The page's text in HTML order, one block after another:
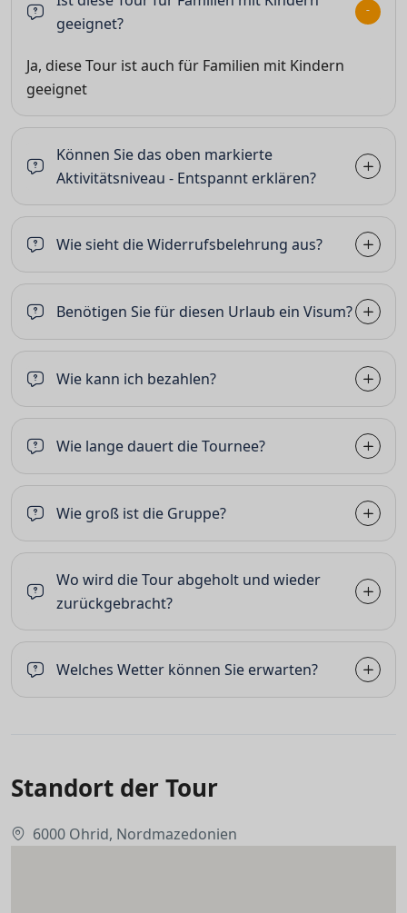
geeignet?
Ja, diese Tour ist auch für Familien mit Kindern
geeignet
Können Sie das oben markierte
Aktivitätsniveau - Entspannt erklären?
Wie sieht die Widerrufsbelehrung aus?
Benötigen Sie für diesen Urlaub ein Visum?
Wie kann ich bezahlen?
Wie lange dauert die Tournee?
Wie groß ist die Gruppe?
Wo wird die Tour abgeholt und wieder
zurückgebracht?
Welches Wetter können Sie erwarten?
Standort der Tour
6000 Ohrid, Nordmazedonien